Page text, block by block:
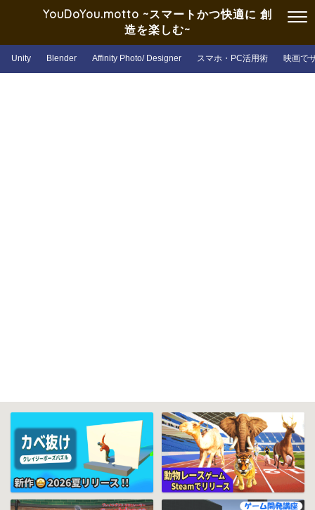
YouDoYou.motto ~スマートかつ快適に 創
造を楽しむ~
Unity Blender Affinity Photo/ Designer スマホ・PC活用術 映画で